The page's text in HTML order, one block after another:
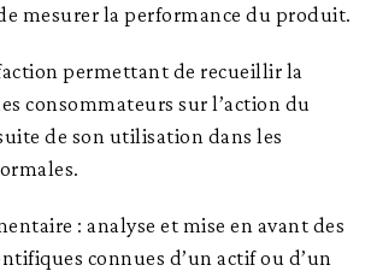
mesurer la performance du produit.
permettant de recueillir la
consommateurs sur l’action du
de son utilisation dans les
: analyse et mise en avant des
connues d’un actif ou d’un